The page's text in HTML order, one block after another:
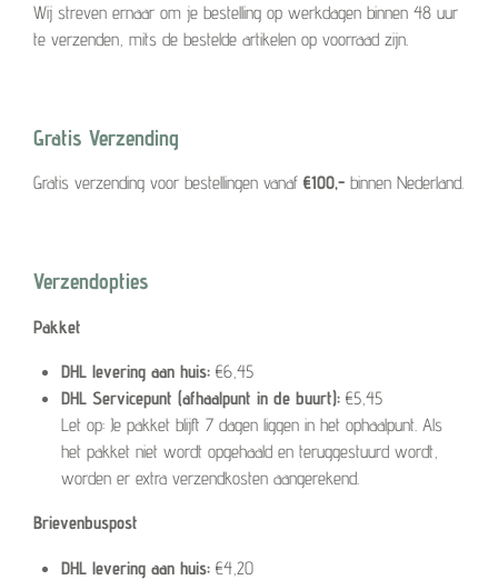
Wij streven ernaar om je bestelling op werkdagen binnen 48 uur
te verzenden, mits de bestelde artikelen op voorraad zijn.
Gratis Verzending
Gratis verzending voor bestellingen vanaf €100,- binnen Nederland.
Verzendopties
Pakket
DHL levering aan huis:€6,45
DHL Servicepunt (afhaalpunt in de buurt):€5,45
Let op: Je pakket blijft 7 dagen liggen in het ophaalpunt. Als
het pakket niet wordt opgehaald en teruggestuurd wordt,
worden er extra verzendkosten aangerekend.
Brievenbuspost
DHL levering aan huis:€4,20